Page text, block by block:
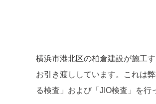
横浜市港北区の柏倉建設が施工
お引き渡ししています。これは
る検査」および「JIO検査」を行